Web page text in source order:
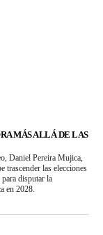
MÁS ALLÁ DE LAS
Daniel Pereira Mujica,
trascender las elecciones
disputar la
en 2028.